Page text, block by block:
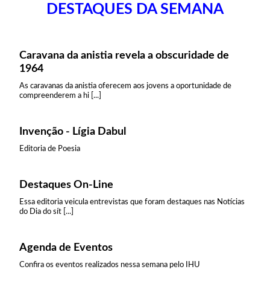
DESTAQUES DA SEMANA
Caravana da anistia revela a obscuridade de
1964
As caravanas da anistia oferecem aos jovens a oportunidade de
compreenderem a hi [...]
Invenção - Lígia Dabul
Editoria de Poesia
Destaques On-Line
Essa editoria veicula entrevistas que foram destaques nas Notícias
do Dia do sít [...]
Agenda de Eventos
Confira os eventos realizados nessa semana pelo IHU